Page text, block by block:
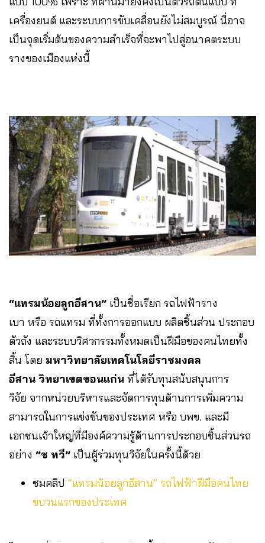
เครื่องยนต์ และระบบการขับเคลื่อนยังไม่สมบูรณ์ นี่อาจ
เป็นจุดเริ่มต้นของความสำเร็จที่จะพาไปสู่อนาคตระบบ
รางของเมืองแห่งนี้
“แทรมน้อยลูกอีสาน” เป็นชื่อเรียก รถไฟฟ้าราง
เบา หรือ รถแทรม ที่ทั้งการออกแบบ ผลิตชิ้นส่วน ประกอบ
ตัวถัง และระบบวิศวกรรมทั้งหมดเป็นฝีมือของคนไทยทั้ง
สิ้น โดย มหาวิทยาลัยเทคโนโลยีราชมงคล
อีสาน วิทยาเขตขอนแก่น ที่ได้รับทุนสนับสนุนการ
วิจัย จากหน่วยบริหารและจัดการทุนด้านการเพิ่มความ
สามารถในการแข่งขันของประเทศ หรือ บพข. และมี
เอกชนเจ้าใหญ่ที่มีองค์ความรู้ด้านการประกอบชิ้นส่วนรถ
อย่าง “ช ทวี” เป็นผู้ร่วมทุนวิจัยในครั้งนี้ด้วย
ชมคลิป “แทรมน้อยลูกอีสาน” รถไฟฟ้าฝีมือคนไทย
ขบวนแรกของประเทศ